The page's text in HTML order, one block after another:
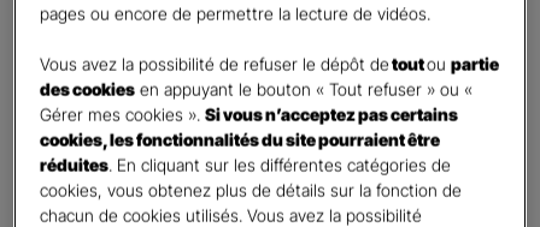
United
States
+1
E-mail*
Informations complémentaires (facultatif)
pages ou encore de permettre la lecture de vidéos.
Vous avez la possibilité de refuser le dépôt detoutoupartie
des cookies en appuyant le bouton « Tout refuser » ou «
Gérer mes cookies ».Si vous n’acceptez pas certains
cookies, les fonctionnalités du site pourraient être
réduites. En cliquant sur les différentes catégories de
cookies, vous obtenez plus de détails sur la fonction de
chacun de cookies utilisés. Vous avez la possibilité